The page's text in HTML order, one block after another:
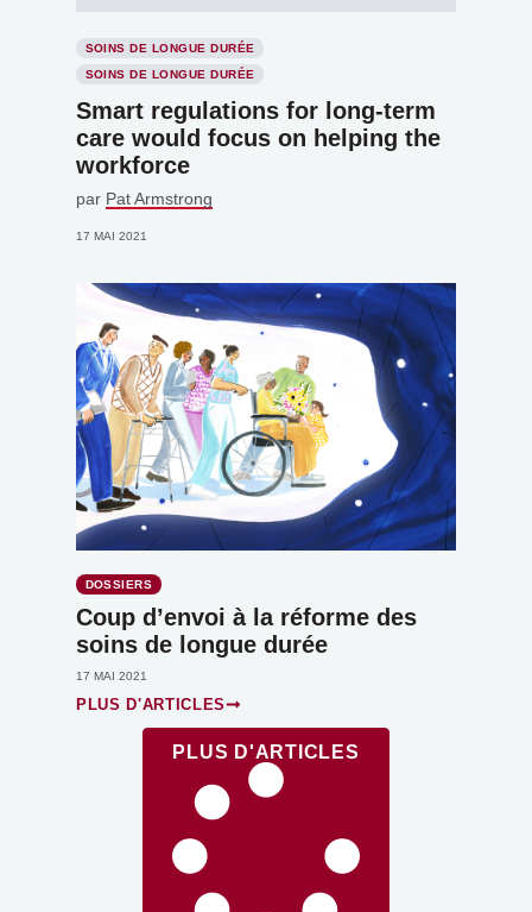
SOINS DE LONGUE DURÉE
SOINS DE LONGUE DURÉE
Smart regulations for long-term
care would focus on helping the
workforce
par Pat Armstrong
17 MAI 2021
DOSSIERS
Coup d’envoi à la réforme des
soins de longue durée
17 MAI 2021
PLUS D'ARTICLES
PLUS D'ARTICLES